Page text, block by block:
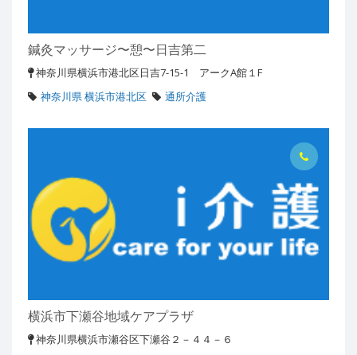
鍼灸マッサージ〜憩〜日吉第二
神奈川県横浜市港北区日吉7-15-1 アークA館１F
神奈川県 横浜市港北区
通所介護
横浜市下瀬谷地域ケアプラザ
神奈川県横浜市瀬谷区下瀬谷２－４４－６